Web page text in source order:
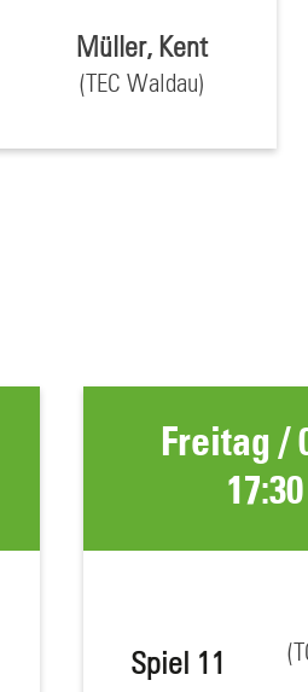
Müller, Kent
(TEC Waldau)
Freitag /
Spiel 11